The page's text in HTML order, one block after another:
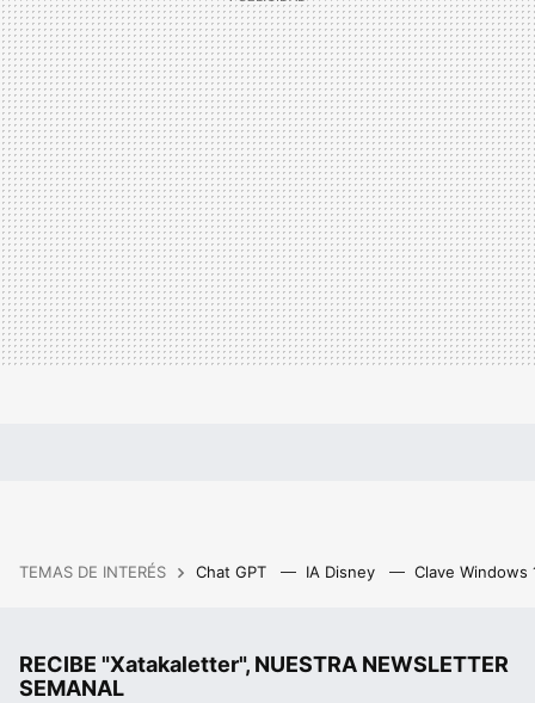
TEMAS DE INTERÉS Chat GPT IA Disney Clave Windows
RECIBE "Xatakaletter", NUESTRA NEWSLETTER
SEMANAL